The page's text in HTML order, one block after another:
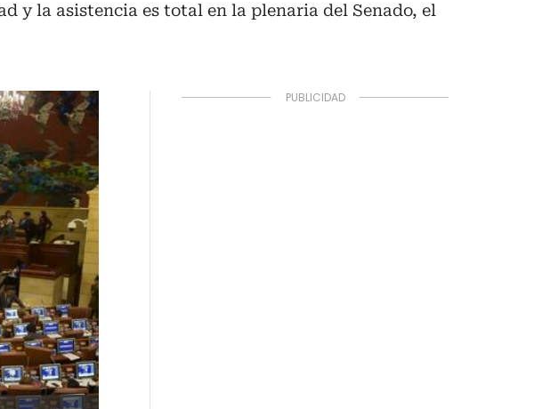
y la asistencia es total en la plenaria del Senado, el